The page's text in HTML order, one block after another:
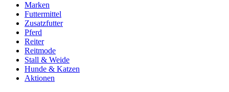
Marken
Futtermittel
Zusatzfutter
Pferd
Reiter
Reitmode
Stall & Weide
Hunde & Katzen
Aktionen